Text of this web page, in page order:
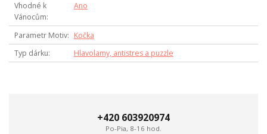
Vhodné k
Vánocům
Ano
Parametr Motiv
Kočka
Typ dárku
Hlavolamy, antistres a puzzle
+420 603920974
Po-Pia, 8-16 hod.